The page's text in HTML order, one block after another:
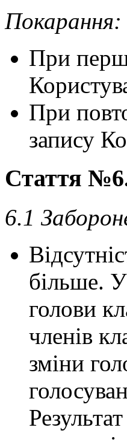
Покарання:
При
При
запису
Стаття
6.1
більше.
голови
членів
зміни